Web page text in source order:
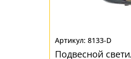
- бесплатно по России
8133-D
Подвесной